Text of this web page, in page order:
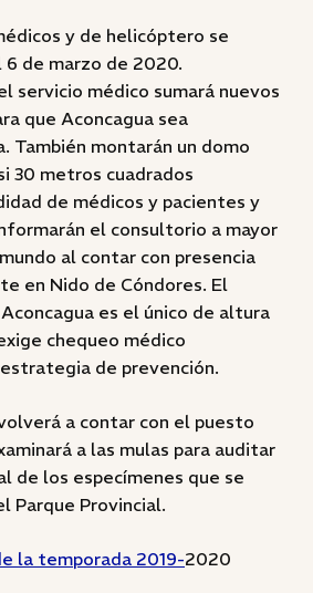
y de helicóptero se
6 de marzo de 2020.
servicio médico sumará nuevos
que Aconcagua sea
También montarán un domo
30 metros cuadrados
de médicos y pacientes y
el consultorio a mayor
al contar con presencia
en Nido de Cóndores. El
es el único de altura
chequeo médico
de prevención.
a contar con el puesto
a las mulas para auditar
de los especímenes que se
Parque Provincial.
la temporada 2019-2020